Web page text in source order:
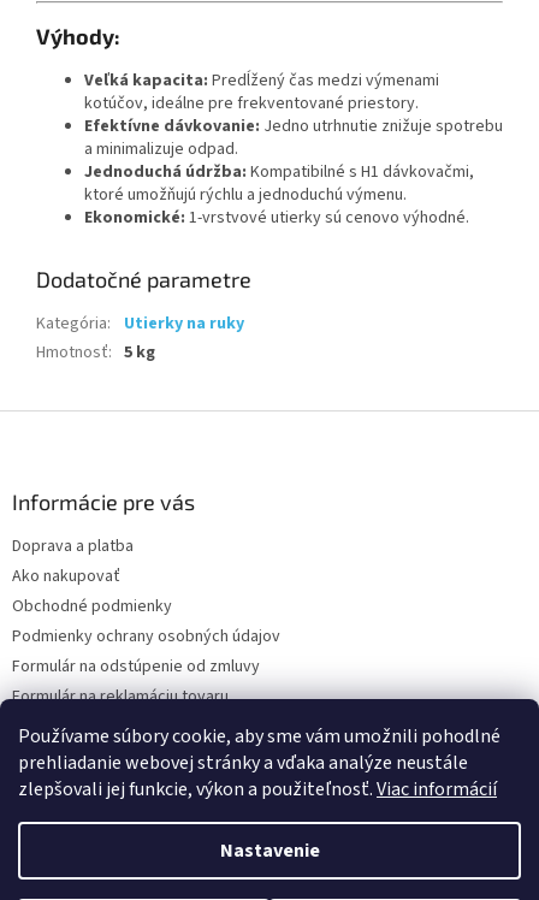
Používame súbory cookie, aby sme vám umožnili pohodlné
prehliadanie webovej stránky a vďaka analýze neustále
zlepšovali jej funkcie, výkon a použiteľnosť.Viac informácií
Nastavenie
Výhody:
Veľká kapacita: Predĺžený čas medzi výmenami
kotúčov, ideálne pre frekventované priestory.
Efektívne dávkovanie: Jedno utrhnutie znižuje spotrebu
a minimalizuje odpad.
Jednoduchá údržba: Kompatibilné s H1 dávkovačmi,
ktoré umožňujú rýchlu a jednoduchú výmenu.
Ekonomické: 1-vrstvové utierky sú cenovo výhodné.
Dodatočné parametre
Kategória:
Utierky na ruky
Hmotnosť: 5 kg
Informácie pre vás
Doprava a platba
Ako nakupovať
Obchodné podmienky
Podmienky ochrany osobných údajov
Formulár na odstúpenie od zmluvy
Formulár na reklamáciu tovaru
Kontakty